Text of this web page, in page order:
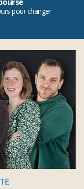
pour changer